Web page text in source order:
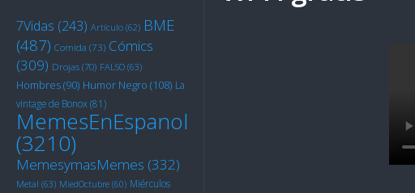
7Vidas (243) Artículo (62) BME
(487) Comida (73) Cómics
(309) Drojas (70) FALSO (63)
Hombres(90) Humor Negro (108) La
vintage de Bonox(81)
MemesEnEspanol
(3210)
MemesymasMemes (332)
Metal (63) MiedOctubre (60) Miérculos